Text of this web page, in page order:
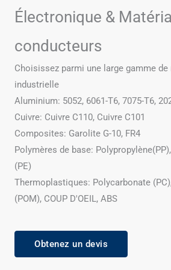
Électronique &
conducteurs
Choisissez parmi une large gamme
industrielle
Aluminium: 5052, 6061-T6, 7075-T6,
Cuivre: Cuivre C110, Cuivre C101
Composites: Garolite G-10, FR4
Polymères de base:
(PE)
Thermoplastiques: Polycarbonate
(POM), COUP D'OEIL, ABS
Obtenez un devis